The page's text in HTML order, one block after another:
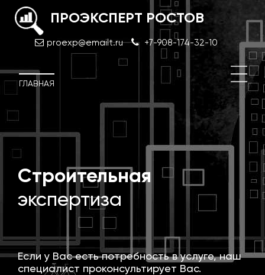
ПРОЭКСПЕРТ РОСТОВ
proexp@emailt.ru +7-908-174-32-10
ГЛАВНАЯ
Строительная
экспертиза
Если у Вас есть потребность в услуге, наш
специалист проконсультирует Вас.